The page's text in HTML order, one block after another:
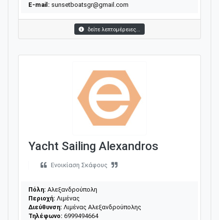
E-mail: sunsetboatsgr@gmail.com
δείτε λεπτομέρειες...
Yacht Sailing Alexandros
Ενοικίαση Σκάφους
Πόλη: Αλεξανδρούπολη
Περιοχή: Λιμένας
Διεύθυνση: Λιμένας Αλεξανδρούπολης
Τηλέφωνο: 6999494664